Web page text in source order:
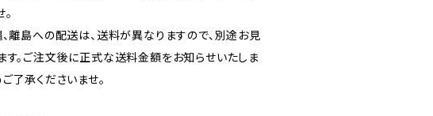
、離島への配送は、送料が異なりますので、別途お見
す。ご注文後に正式な送料金額をお知らせいたしま
了承くださいませ。